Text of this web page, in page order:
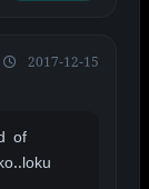
2017-12-15
of